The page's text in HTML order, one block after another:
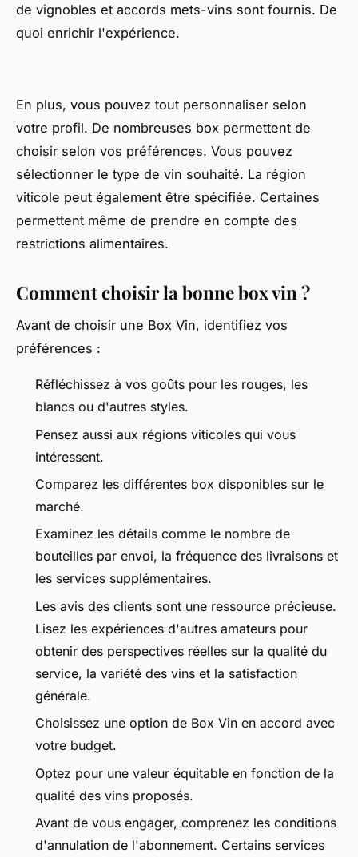
de vignobles et accords mets-vins sont fournis. De
quoi enrichir l'expérience.
En plus, vous pouvez tout personnaliser selon
votre profil. De nombreuses box permettent de
choisir selon vos préférences. Vous pouvez
sélectionner le type de vin souhaité. La région
viticole peut également être spécifiée. Certaines
permettent même de prendre en compte des
restrictions alimentaires.
Comment choisir la bonne box vin ?
Avant de choisir une Box Vin, identifiez vos
préférences :
Réfléchissez à vos goûts pour les rouges, les
blancs ou d'autres styles.
Pensez aussi aux régions viticoles qui vous
intéressent.
Comparez les différentes box disponibles sur le
marché.
Examinez les détails comme le nombre de
bouteilles par envoi, la fréquence des livraisons et
les services supplémentaires.
Les avis des clients sont une ressource précieuse.
Lisez les expériences d'autres amateurs pour
obtenir des perspectives réelles sur la qualité du
service, la variété des vins et la satisfaction
générale.
Choisissez une option de Box Vin en accord avec
votre budget.
Optez pour une valeur équitable en fonction de la
qualité des vins proposés.
Avant de vous engager, comprenez les conditions
d'annulation de l'abonnement. Certains services